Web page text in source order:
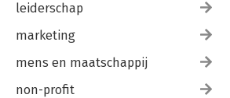
leiderschap
marketing
mens en maatschappij
non-profit